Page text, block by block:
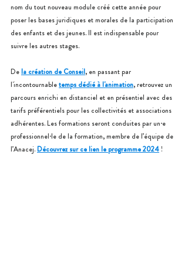
nom du tout nouveau module créé cette année pour
poser les bases juridiques et morales de la participation
des enfants et des jeunes. Il est indispensable pour
suivre les autres stages.
De la création de Conseil, en passant par
l'incontournable temps dédié à l'animation, retrouvez un
parcours enrichi en distanciel et en présentiel avec des
tarifs préférentiels pour les collectivités et associations
adhérentes. Les formations seront conduites par un·e
professionnel·le de la formation, membre de l’équipe de
l’Anacej. Découvrez sur ce lien le programme 2024 !